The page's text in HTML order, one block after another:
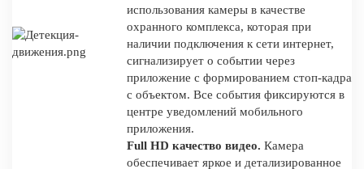
использования камеры в качестве
охранного комплекса, которая при
наличии подключения к сети интернет,
сигнализирует о событии через
приложение с формированием стоп-кадра
с объектом. Все события фиксируются в
центре уведомлений мобильного
приложения.
Full HD качество видео. Камера
обеспечивает яркое и детализированное